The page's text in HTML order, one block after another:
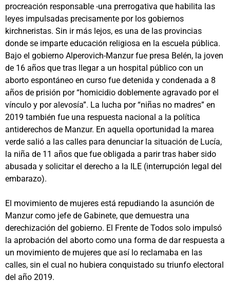
procreación responsable -una prerrogativa que habilita las
leyes impulsadas precisamente por los gobiernos
kirchneristas. Sin ir más lejos, es una de las provincias
donde se imparte educación religiosa en la escuela pública.
Bajo el gobierno Alperovich-Manzur fue presa Belén, la joven
de 16 años que tras llegar a un hospital público con un
aborto espontáneo en curso fue detenida y condenada a 8
años de prisión por “homicidio doblemente agravado por el
vínculo y por alevosía”. La lucha por “niñas no madres” en
2019 también fue una respuesta nacional a la política
antiderechos de Manzur. En aquella oportunidad la marea
verde salió a las calles para denunciar la situación de Lucía,
la niña de 11 años que fue obligada a parir tras haber sido
abusada y solicitar el derecho a la ILE (interrupción legal del
embarazo).
El movimiento de mujeres está repudiando la asunción de
Manzur como jefe de Gabinete, que demuestra una
derechización del gobierno. El Frente de Todos solo impulsó
la aprobación del aborto como una forma de dar respuesta a
un movimiento de mujeres que así lo reclamaba en las
calles, sin el cual no hubiera conquistado su triunfo electoral
del año 2019.